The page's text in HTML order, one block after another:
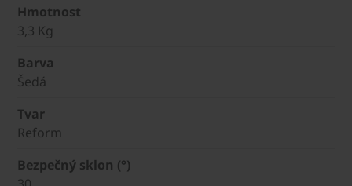
Hmotnost
3,3 Kg
Barva
Šedá
Tvar
Reform
Bezpečný sklon (°)